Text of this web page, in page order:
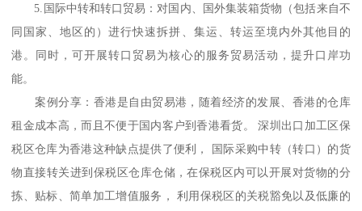
5.国际中转和转口贸易：对国内、国外集装箱货物（包括来自不
同国家、地区的）进行快速拆拼、集运、转运至境内外其他目的
港。同时，可开展转口贸易为核心的服务贸易活动，提升口岸功
能。
案例分享：香港是自由贸易港，随着经济的发展、香港的仓库
租金成本高，而且不便于国内客户到香港看货。 深圳出口加工区保
税区仓库为香港这种缺点提供了便利， 国际采购中转（转口）的货
物直接转关进到保税区仓库仓储，在保税区内可以开展对货物的分
拣、贴标、简单加工增值服务， 利用保税区的关税豁免以及低廉的